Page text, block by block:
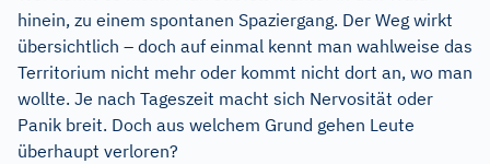
hinein, zu einem spontanen Spaziergang. Der Weg wirkt
übersichtlich – doch auf einmal kennt man wahlweise das
Territorium nicht mehr oder kommt nicht dort an, wo man
wollte. Je nach Tageszeit macht sich Nervosität oder
Panik breit. Doch aus welchem Grund gehen Leute
überhaupt verloren?